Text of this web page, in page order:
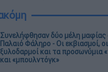
Συνελήφθησαν δύο μέλη μαφίας
Παλαιό Φάληρο - Οι εκβιασμοί, οι
ξυλοδαρμοί και τα προσωνύμια
και «μπουλντόγκ»